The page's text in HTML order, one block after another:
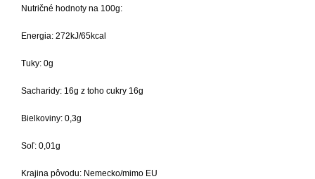
Nutričné hodnoty na 100g:
Energia: 272kJ/65kcal
Tuky: 0g
Sacharidy: 16g z toho cukry 16g
Bielkoviny: 0,3g
Soľ: 0,01g
Krajina pôvodu: Nemecko/mimo EU